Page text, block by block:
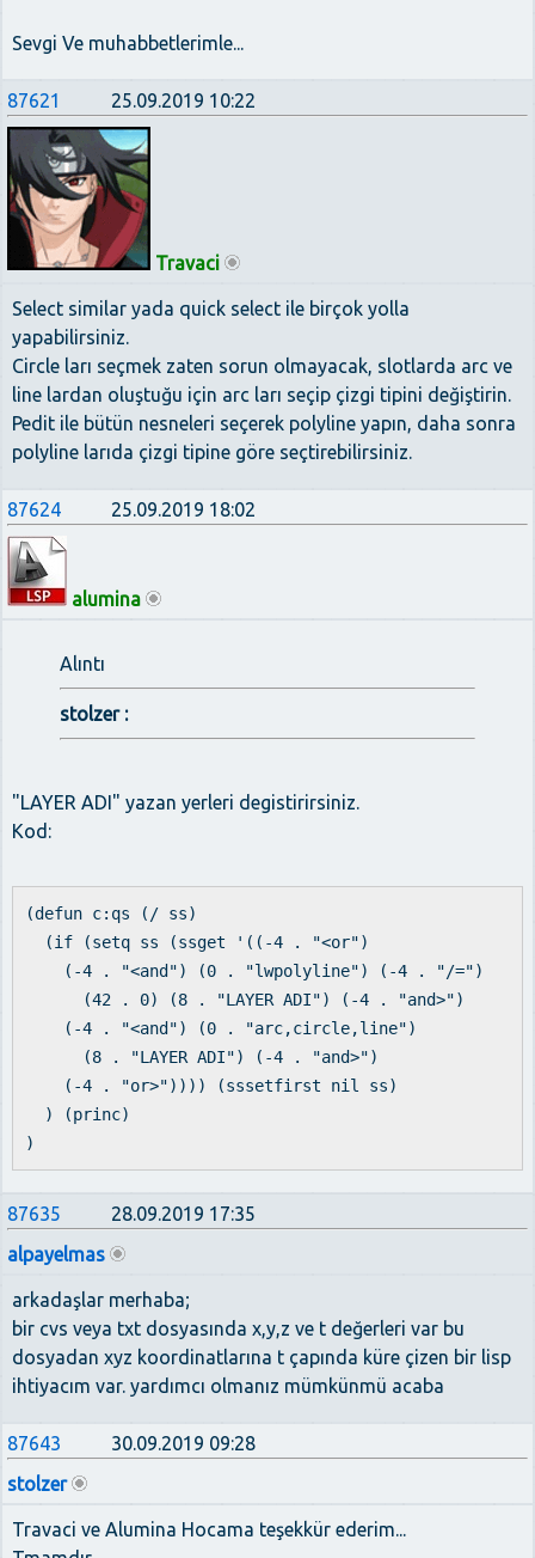
Sevgi Ve muhabbetlerimle...
87621 25.09.2019 10:22
Travaci
Select similar yada quick select ile birçok yolla
yapabilirsiniz.
Circle ları seçmek zaten sorun olmayacak, slotlarda arc ve
line lardan oluştuğu için arc ları seçip çizgi tipini değiştirin.
Pedit ile bütün nesneleri seçerek polyline yapın, daha sonra
polyline larıda çizgi tipine göre seçtirebilirsiniz.
87624 25.09.2019 18:02
alumina
Alıntı
stolzer :
"LAYER ADI" yazan yerleri degistirirsiniz.
Kod:
(defun c:qs (/ ss)
(if (setq ss (ssget '((-4 . "<or")
(-4 . "<and") (0 . "lwpolyline") (-4 . "/=")
(42 . 0) (8 . "LAYER ADI") (-4 . "and>")
(-4 . "<and") (0 . "arc,circle,line")
(8 . "LAYER ADI") (-4 . "and>")
(-4 . "or>")))) (sssetfirst nil ss)
) (princ)
)
87635
28.09.2019 17:35
alpayelmas
arkadaşlar merhaba;
bir cvs veya txt dosyasında x,y,z ve t değerleri var bu
dosyadan xyz koordinatlarına t çapında küre çizen bir lisp
ihtiyacım var. yardımcı olmanız mümkünmü acaba
87643
30.09.2019 09:28
stolzer
Travaci ve Alumina Hocama teşekkür ederim...